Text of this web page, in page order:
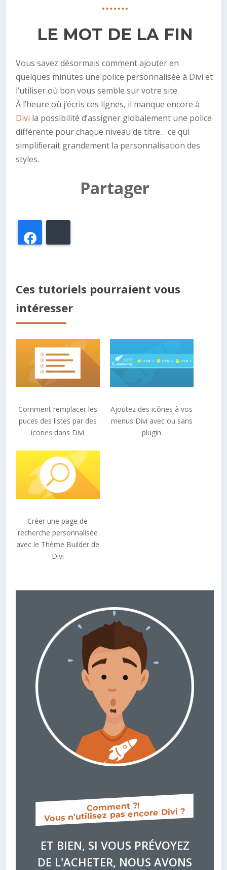
LE MOT DE LA FIN
Vous savez désormais comment ajouter en
quelques minutes une police personnalisée à Divi et
l’utiliser où bon vous semble sur votre site.
À l’heure où j’écris ces lignes, il manque encore à
Divi la possibilité d’assigner globalement une police
différente pour chaque niveau de titre… ce qui
simplifierait grandement la personnalisation des
styles.
Partager
Ces tutoriels pourraient vous
intéresser
Comment remplacer les
puces des listes par des
icones dans Divi
Ajoutez des icônes à vos
menus Divi avec ou sans
plugin
Créer une page de
recherche personnalisée
avec le Thème Builder de
Divi
Comment ?!
Vous n'utilisez pas encore Divi ?
ET BIEN, SI VOUS PRÉVOYEZ
DE L'ACHETER, NOUS AVONS